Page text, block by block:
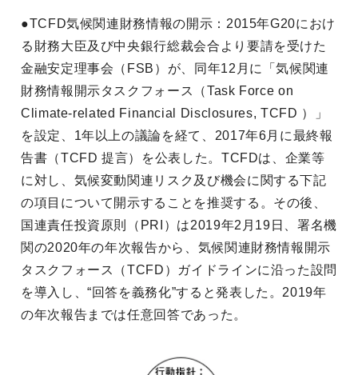
●TCFD気候関連財務情報の開示：2015年G20におけ
る財務大臣及び中央銀行総裁会合より要請を受けた
金融安定理事会（FSB）が、同年12月に「気候関連
財務情報開示タスクフォース（Task Force on
Climate-related Financial Disclosures, TCFD ）」
を設定、1年以上の議論を経て、2017年6月に最終報
告書（TCFD 提言）を公表した。TCFDは、企業等
に対し、気候変動関連リスク及び機会に関する下記
の項目について開示することを推奨する。その後、
国連責任投資原則（PRI）は2019年2月19日、署名機
関の2020年の年次報告から、気候関連財務情報開示
タスクフォース（TCFD）ガイドラインに沿った設問
を導入し、“回答を義務化”すると発表した。2019年
の年次報告までは任意回答であった。